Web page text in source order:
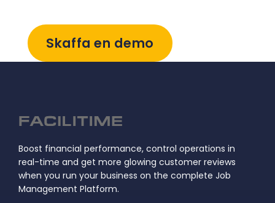
Skaffa en demo
Boost financial performance, control operations in
real-time and get more glowing customer reviews
when you run your business on the complete Job
Management Platform.